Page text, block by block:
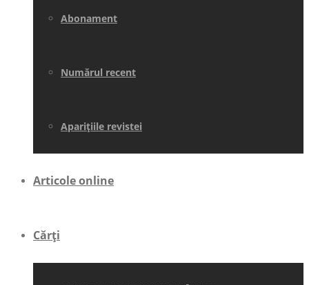
Abonament
Numărul recent
Aparițiile revistei
Articole online
Cărți